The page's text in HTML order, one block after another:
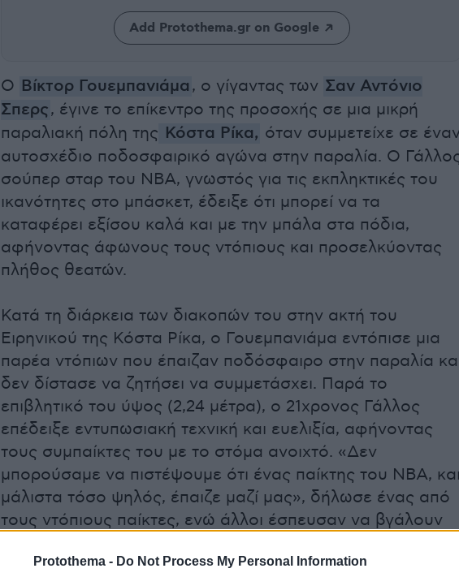
Protothema - Do Not Process My Personal Information
Add Protothema.gr on Google
Ο Βίκτορ Γουεμπανιάμα , ο γίγαντας των Σαν Αντόνιο
Σπερς, έγινε το επίκεντρο της προσοχής σε μια μικρή
παραλιακή πόλη της Κόστα Ρίκα, όταν συμμετείχε σε
αυτοσχέδιο ποδοσφαιρικό αγώνα στην παραλία. Ο
σούπερ σταρ του ΝΒΑ, γνωστός για τις εκπληκτικές του
ικανότητες στο μπάσκετ, έδειξε ότι μπορεί να τα
καταφέρει εξίσου καλά και με την μπάλα στα πόδια,
αφήνοντας άφωνους τους ντόπιους και προσελκύοντας
πλήθος θεατών.
Κατά τη διάρκεια των διακοπών του στην ακτή του
Ειρηνικού της Κόστα Ρίκα, ο Γουεμπανιάμα εντόπισε μια
παρέα ντόπιων που έπαιζαν ποδόσφαιρο στην παραλία
δεν δίστασε να ζητήσει να συμμετάσχει. Παρά το
επιβλητικό του ύψος (2,24 μέτρα), ο 21χρονος Γάλλος
επέδειξε εντυπωσιακή τεχνική και ευελιξία, αφήνοντας
τους συμπαίκτες του με το στόμα ανοιχτό. «Δεν
μπορούσαμε να πιστέψουμε ότι ένας παίκτης του ΝΒΑ,
μάλιστα τόσο ψηλός, έπαιζε μαζί μας», δήλωσε ένας από
τους ντόπιους παίκτες, ενώ άλλοι έσπευσαν να βγάλουν
social media.